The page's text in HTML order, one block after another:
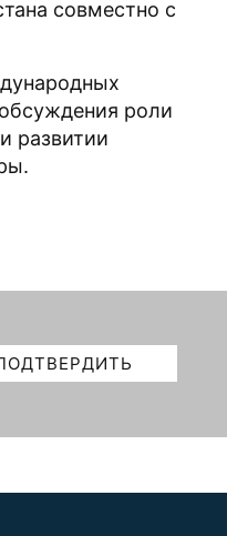
совместно с
роли
развитии